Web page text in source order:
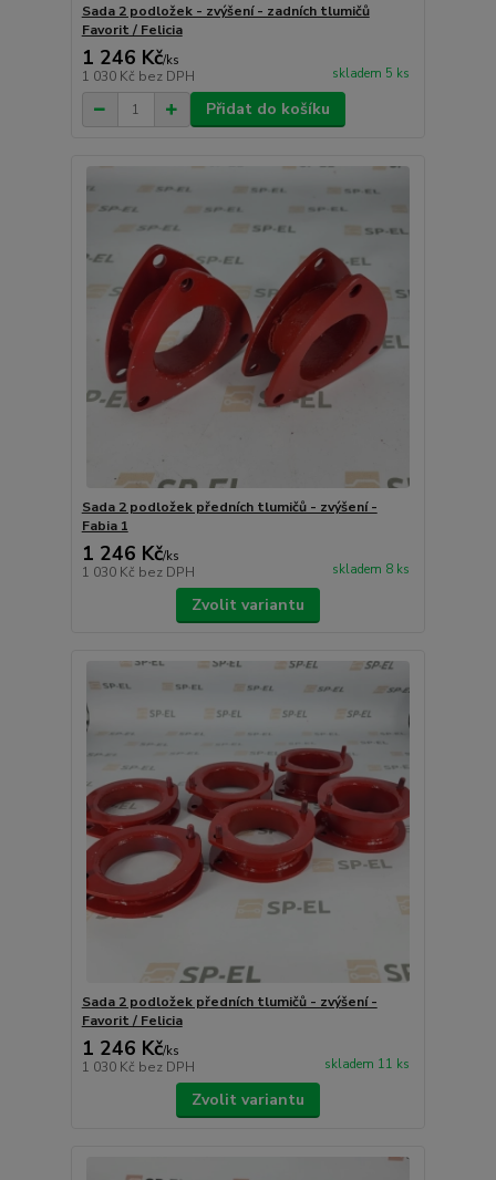
Sada 2 podložek - zvýšení - zadních tlumičů
Favorit / Felicia
1 246 Kč/ks
1 030 Kč bez DPH skladem 5 ks
Přidat do košíku
Sada 2 podložek předních tlumičů - zvýšení -
Fabia 1
1 246 Kč/ks
1 030 Kč bez DPH skladem 8 ks
Zvolit variantu
Sada 2 podložek předních tlumičů - zvýšení -
Favorit / Felicia
1 246 Kč/ks
1 030 Kč bez DPH skladem 11 ks
Zvolit variantu